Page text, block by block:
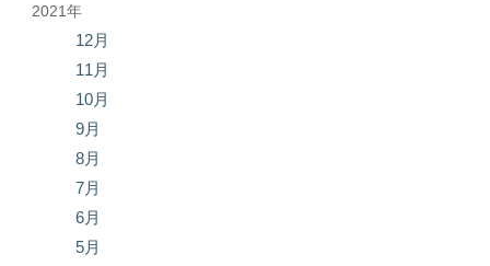
2021年
12月
11月
10月
9月
8月
7月
6月
5月